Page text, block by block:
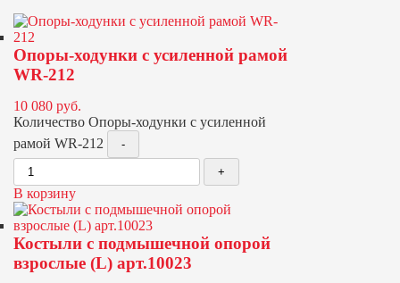
Опоры-ходунки с усиленной рамой
WR-212
10 080 руб.
Количество Опоры-ходунки с усиленной
рамой WR-212
В корзину
Костыли с подмышечной опорой
взрослые (L) арт.10023